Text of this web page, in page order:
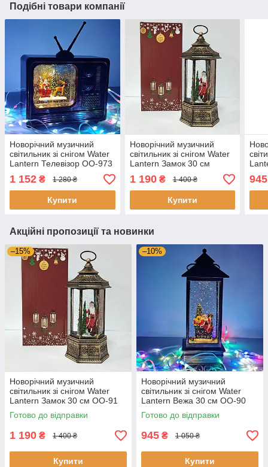
Подібні товари компанії
Новорічний музичний
світильник зі снігом Water
Lantern Телевізор OO-973
ретро-нічник з ефектом
снігу
1 152 ₴ 1 280 ₴
Купити
Новорічний музичний
світильник зі снігом Water
Lantern Замок 30 см
ОО-91 ретро ліхтар з
ефектом снігу
1 190₴ 1 400 ₴
Купити
снігу
945
Акційні пропозиції та новинки
–15%
Новорічний музичний
світильник зі снігом Water
Lantern Замок 30 см ОО-91
ретро ліхтар з ефектом снігу
Готово до відправки
1 190 ₴ 1 400 ₴
Купити
–10%
Новорічний музичний
світильник зі снігом Water
Lantern Вежа 30 см ОО-90
ретро-нічник з ефектом снігу
Готово до відправки
945 ₴ 1 050 ₴
Купити